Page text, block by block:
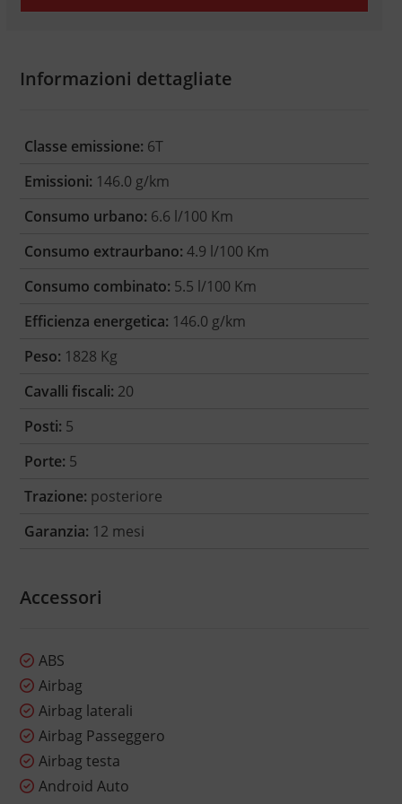
Informazioni dettagliate
Classe emissione: 6T
Emissioni: 146.0 g/km
Consumo urbano: 6.6 l/100 Km
Consumo extraurbano: 4.9 l/100 Km
Consumo combinato: 5.5 l/100 Km
Efficienza energetica: 146.0 g/km
Peso: 1828 Kg
Cavalli fiscali: 20
Posti: 5
Porte: 5
Trazione: posteriore
Garanzia: 12 mesi
Accessori
ABS
Airbag
Airbag laterali
Airbag Passeggero
Airbag testa
Android Auto